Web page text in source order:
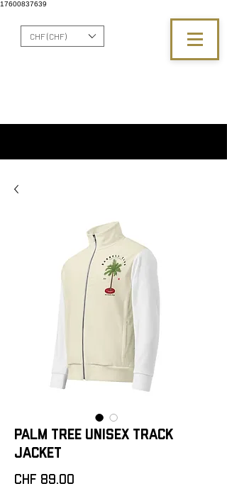
17600837639
CHF (CHF)
Palm Tree Unisex track
jacket
CHF 89.00